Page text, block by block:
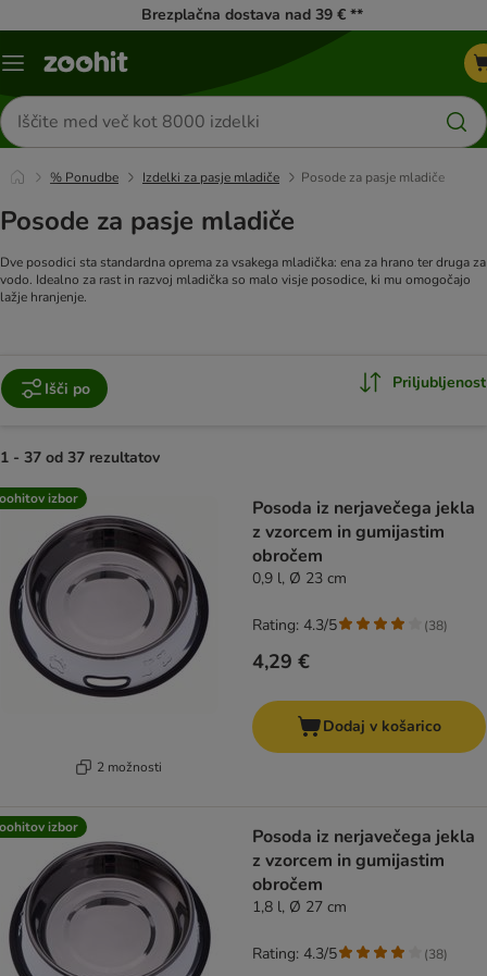
Brezplačna dostava nad 39 € **
Meni
Iskanje
izdelkov
% Ponudbe Izdelki za pasje mladiče Posode za pasje mladiče
Posode za pasje mladiče
Dve posodici sta standardna oprema za vsakega mladička: ena za hrano ter druga za
vodo. Idealno za rast in razvoj mladička so malo visje posodice, ki mu omogočajo
lažje hranjenje.
Išči po Priljubljenost
1 - 37 od 37 rezultatov
product items have been changed
izbor
2 možnosti
Posoda iz nerjavečega jekla
z vzorcem in gumijastim
obročem
0,9 l, Ø 23 cm
4,29 €
Rating: 4.3/5 (38)
Dodaj v košarico
izbor
Posoda iz nerjavečega jekla
z vzorcem in gumijastim
obročem
1,8 l, Ø 27 cm
Rating: 4.3/5 (38)